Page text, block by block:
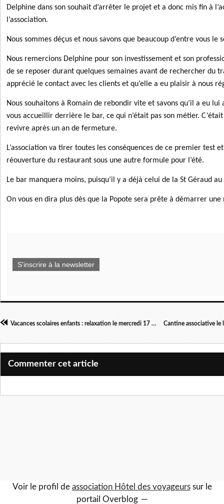
Delphine dans son souhait d’arrêter le projet et a donc mis fin à
l’association.
Nous sommes déçus et nous savons que beaucoup d’entre vous le
Nous remercions Delphine pour son investissement et son
de se reposer durant quelques semaines avant de rechercher du
apprécié le contact avec les clients et qu’elle a eu plaisir à nous
Nous souhaitons à Romain de rebondir vite et savons qu’il a eu lui
vous accueillir derrière le bar, ce qui n’était pas son métier.
revivre après un an de fermeture.
L’association va tirer toutes les conséquences de ce premier test
réouverture du restaurant sous une autre formule pour l’été.
Le bar manquera moins, puisqu’il y a déjà celui de la St Géraud
On vous en dira plus dès que la Popote sera prête à démarrer une
S'inscrire à la newsletter
Vacances scolaires enfants : relaxation le mercredi 17 avril à 10h30
Commenter cet article
Voir le profil de association Hôtel des voyageurssur le
portail Overblog